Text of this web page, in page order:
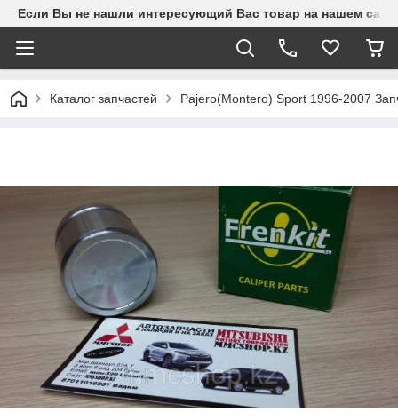
Если Вы не нашли интересующий Вас товар на нашем
Каталог запчастей Pajero(Montero) Sport 1996-2007